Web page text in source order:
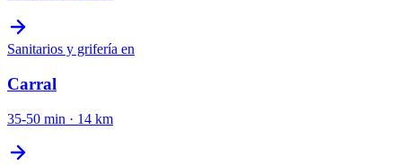
Sanitarios y grifería en
Carral
35-50 min · 14 km